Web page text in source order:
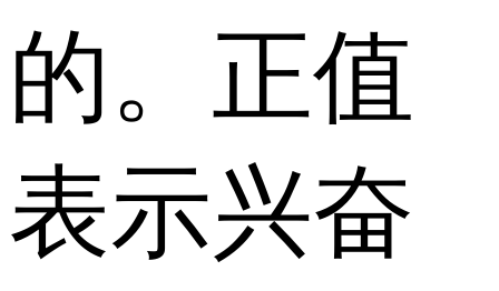
的。正值
表示兴奋